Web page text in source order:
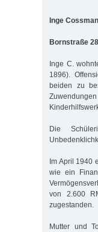
Inge
Bornstraße 28
Inge C.
1896).
beiden zu
Die
Im April 1940
wie ein
von 2.600
zugestanden.
Mutter und